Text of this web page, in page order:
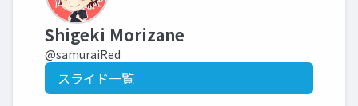
Shigeki Morizane
@samuraiRed
スライド一覧